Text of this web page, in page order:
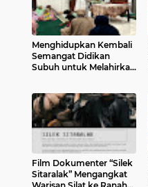
Menghidupkan Kembali
Semangat Didikan
Subuh untuk Melahirkan
Film Dokumenter “Silek
Sitaralak” Mengangkat